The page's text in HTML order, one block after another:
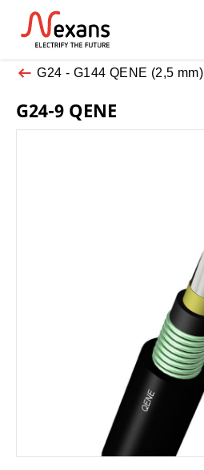
G24 - G144 QENE (2,5 mm)
G24-9 QENE